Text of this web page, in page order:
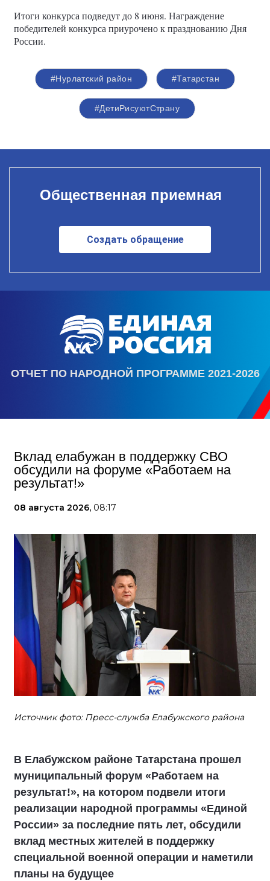
Итоги конкурса подведут до 8 июня. Награждение
победителей конкурса приурочено к празднованию Дня
России.
#Нурлатский район #Татарстан
#ДетиРисуютСтрану
Общественная приемная
Создать обращение
ОТЧЕТ ПО НАРОДНОЙ ПРОГРАММЕ 2021-2026
Вклад елабужан в поддержку СВО
обсудили на форуме «Работаем на
результат!»
08 августа 2026, 08:17
Источник фото: Пресс-служба Елабужского района
В Елабужском районе Татарстана прошел
муниципальный форум «Работаем на
результат!», на котором подвели итоги
реализации народной программы «Единой
России» за последние пять лет, обсудили
вклад местных жителей в поддержку
специальной военной операции и наметили
планы на будущее